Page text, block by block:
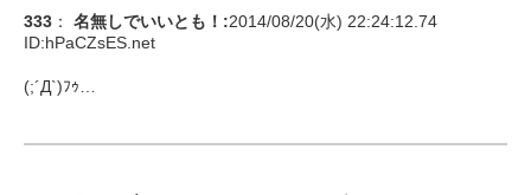
333 ： 名無しでいいとも！ :2014/08/20(水) 22:24:12.74
ID:hPaCZsES.net
(;´Д`)ﾌｩ…